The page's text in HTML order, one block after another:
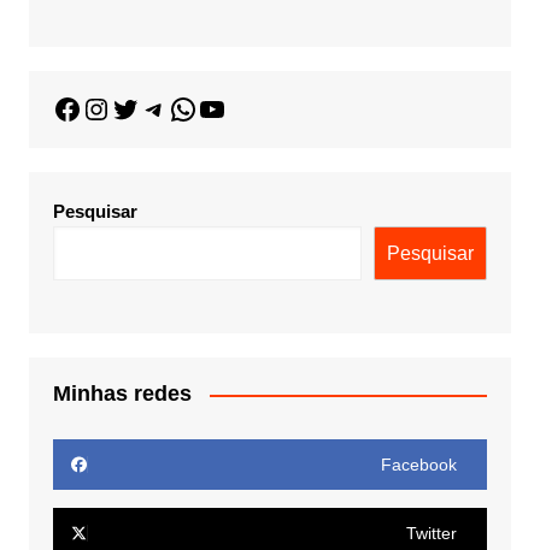
Pesquisar
Pesquisar
Minhas redes
Facebook
Twitter